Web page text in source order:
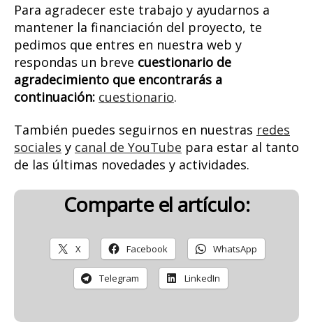
Para agradecer este trabajo y ayudarnos a
mantener la financiación del proyecto, te
pedimos que entres en nuestra web y
respondas un breve cuestionario de
agradecimiento que encontrarás a
continuación: cuestionario.
También puedes seguirnos en nuestras redes
sociales y canal de YouTube para estar al tanto
de las últimas novedades y actividades.
Comparte el artículo:
X Facebook WhatsApp
Telegram LinkedIn